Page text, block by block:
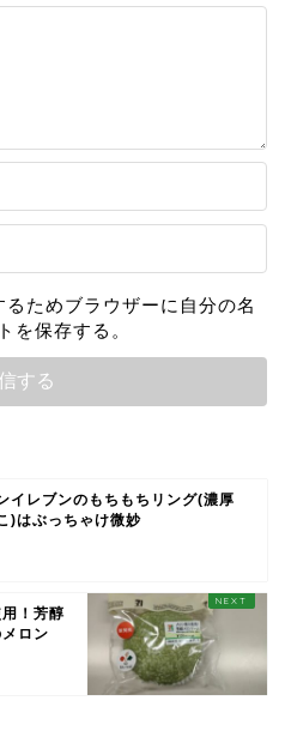
ためブラウザーに自分の名
を保存する。
イレブンのもちもちリング(濃厚
)はぶっちゃけ微妙
！芳醇
ロン